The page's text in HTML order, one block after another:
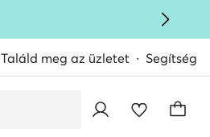
Találd meg az üzletet Segítség